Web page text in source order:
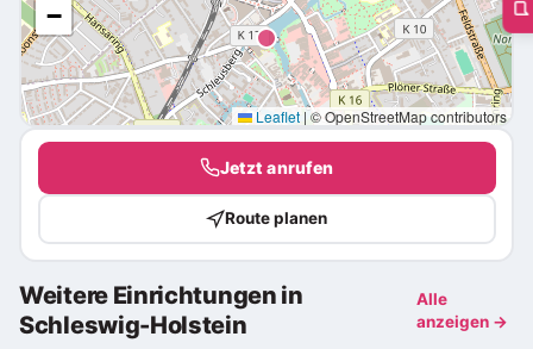
−
Leaflet |© OpenStreetMap contributors
Jetzt anrufen
Route planen
Weitere Einrichtungen in
Schleswig-Holstein
Alle
anzeigen →